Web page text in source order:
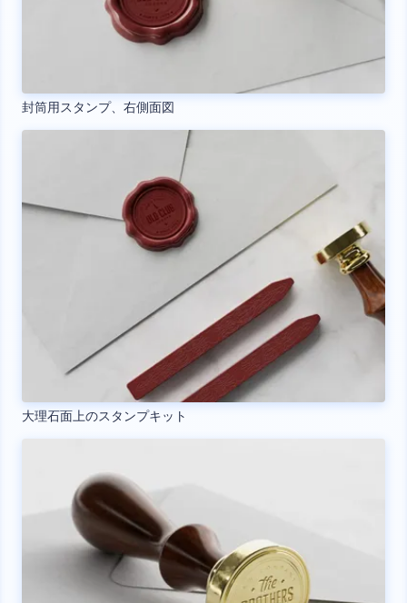
封筒用スタンプ、右側面図
大理石面上のスタンプキット